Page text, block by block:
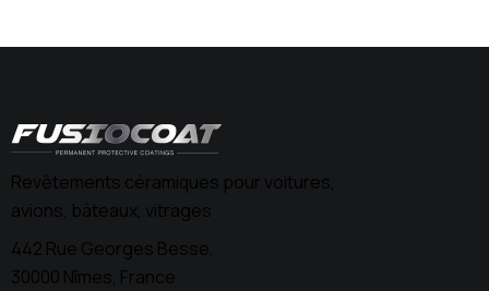
Revêtements céramiques pour voitures,
avions, bâteaux, vitrages
442 Rue Georges Besse,
30000 Nîmes, France